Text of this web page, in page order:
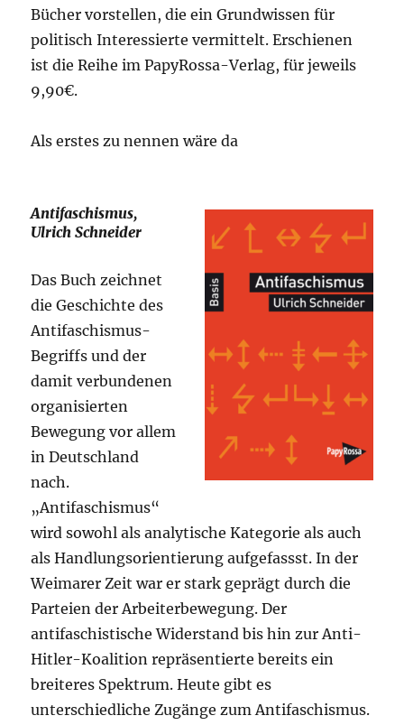
Bücher vorstellen, die ein Grundwissen für
politisch Interessierte vermittelt. Erschienen
ist die Reihe im PapyRossa-Verlag, für jeweils
9,90€.
Als erstes zu nennen wäre da
Antifaschismus,
Ulrich Schneider
Das Buch zeichnet
die Geschichte des
Antifaschismus-
Begriffs und der
damit verbundenen
organisierten
Bewegung vor allem
in Deutschland
nach.
„Antifaschismus“
wird sowohl als analytische Kategorie als auch
als Handlungsorientierung aufgefassst. In der
Weimarer Zeit war er stark geprägt durch die
Parteien der Arbeiterbewegung. Der
antifaschistische Widerstand bis hin zur Anti-
Hitler-Koalition repräsentierte bereits ein
breiteres Spektrum. Heute gibt es
unterschiedliche Zugänge zum Antifaschismus.